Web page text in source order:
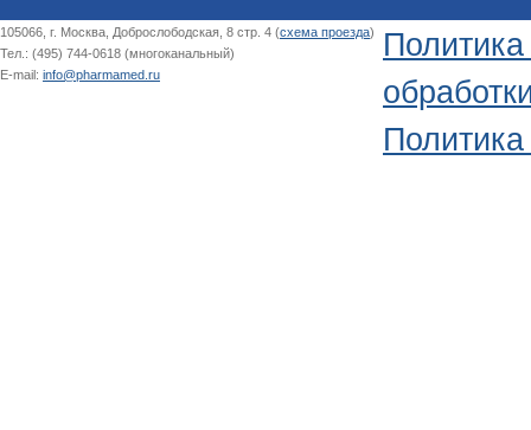
105066, г. Москва, Доброслободская, 8 стр. 4 (схема проезда)
Тел.: (495) 744-0618 (многоканальный)
E-mail: info@pharmamed.ru